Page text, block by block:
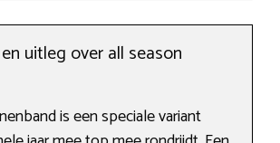
uitleg over all season
is een speciale variant